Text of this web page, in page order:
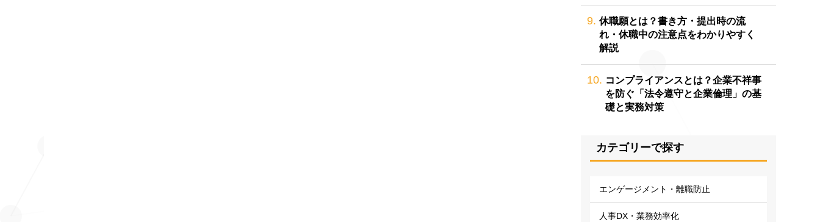
9. 休職願とは？書き方・提出時の流
れ・休職中の注意点をわかりやすく
解説
10. コンプライアンスとは？企業不祥事
を防ぐ「法令遵守と企業倫理」の基
礎と実務対策
カテゴリーで探す
エンゲージメント・離職防止
人事DX・業務効率化